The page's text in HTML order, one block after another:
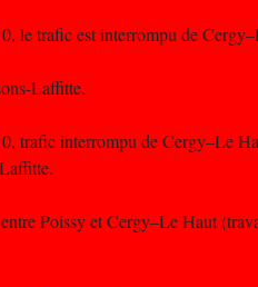
le trafic est interrompu de
Laffitte.
trafic interrompu de Cergy–Le
Poissy et Cergy–Le Haut